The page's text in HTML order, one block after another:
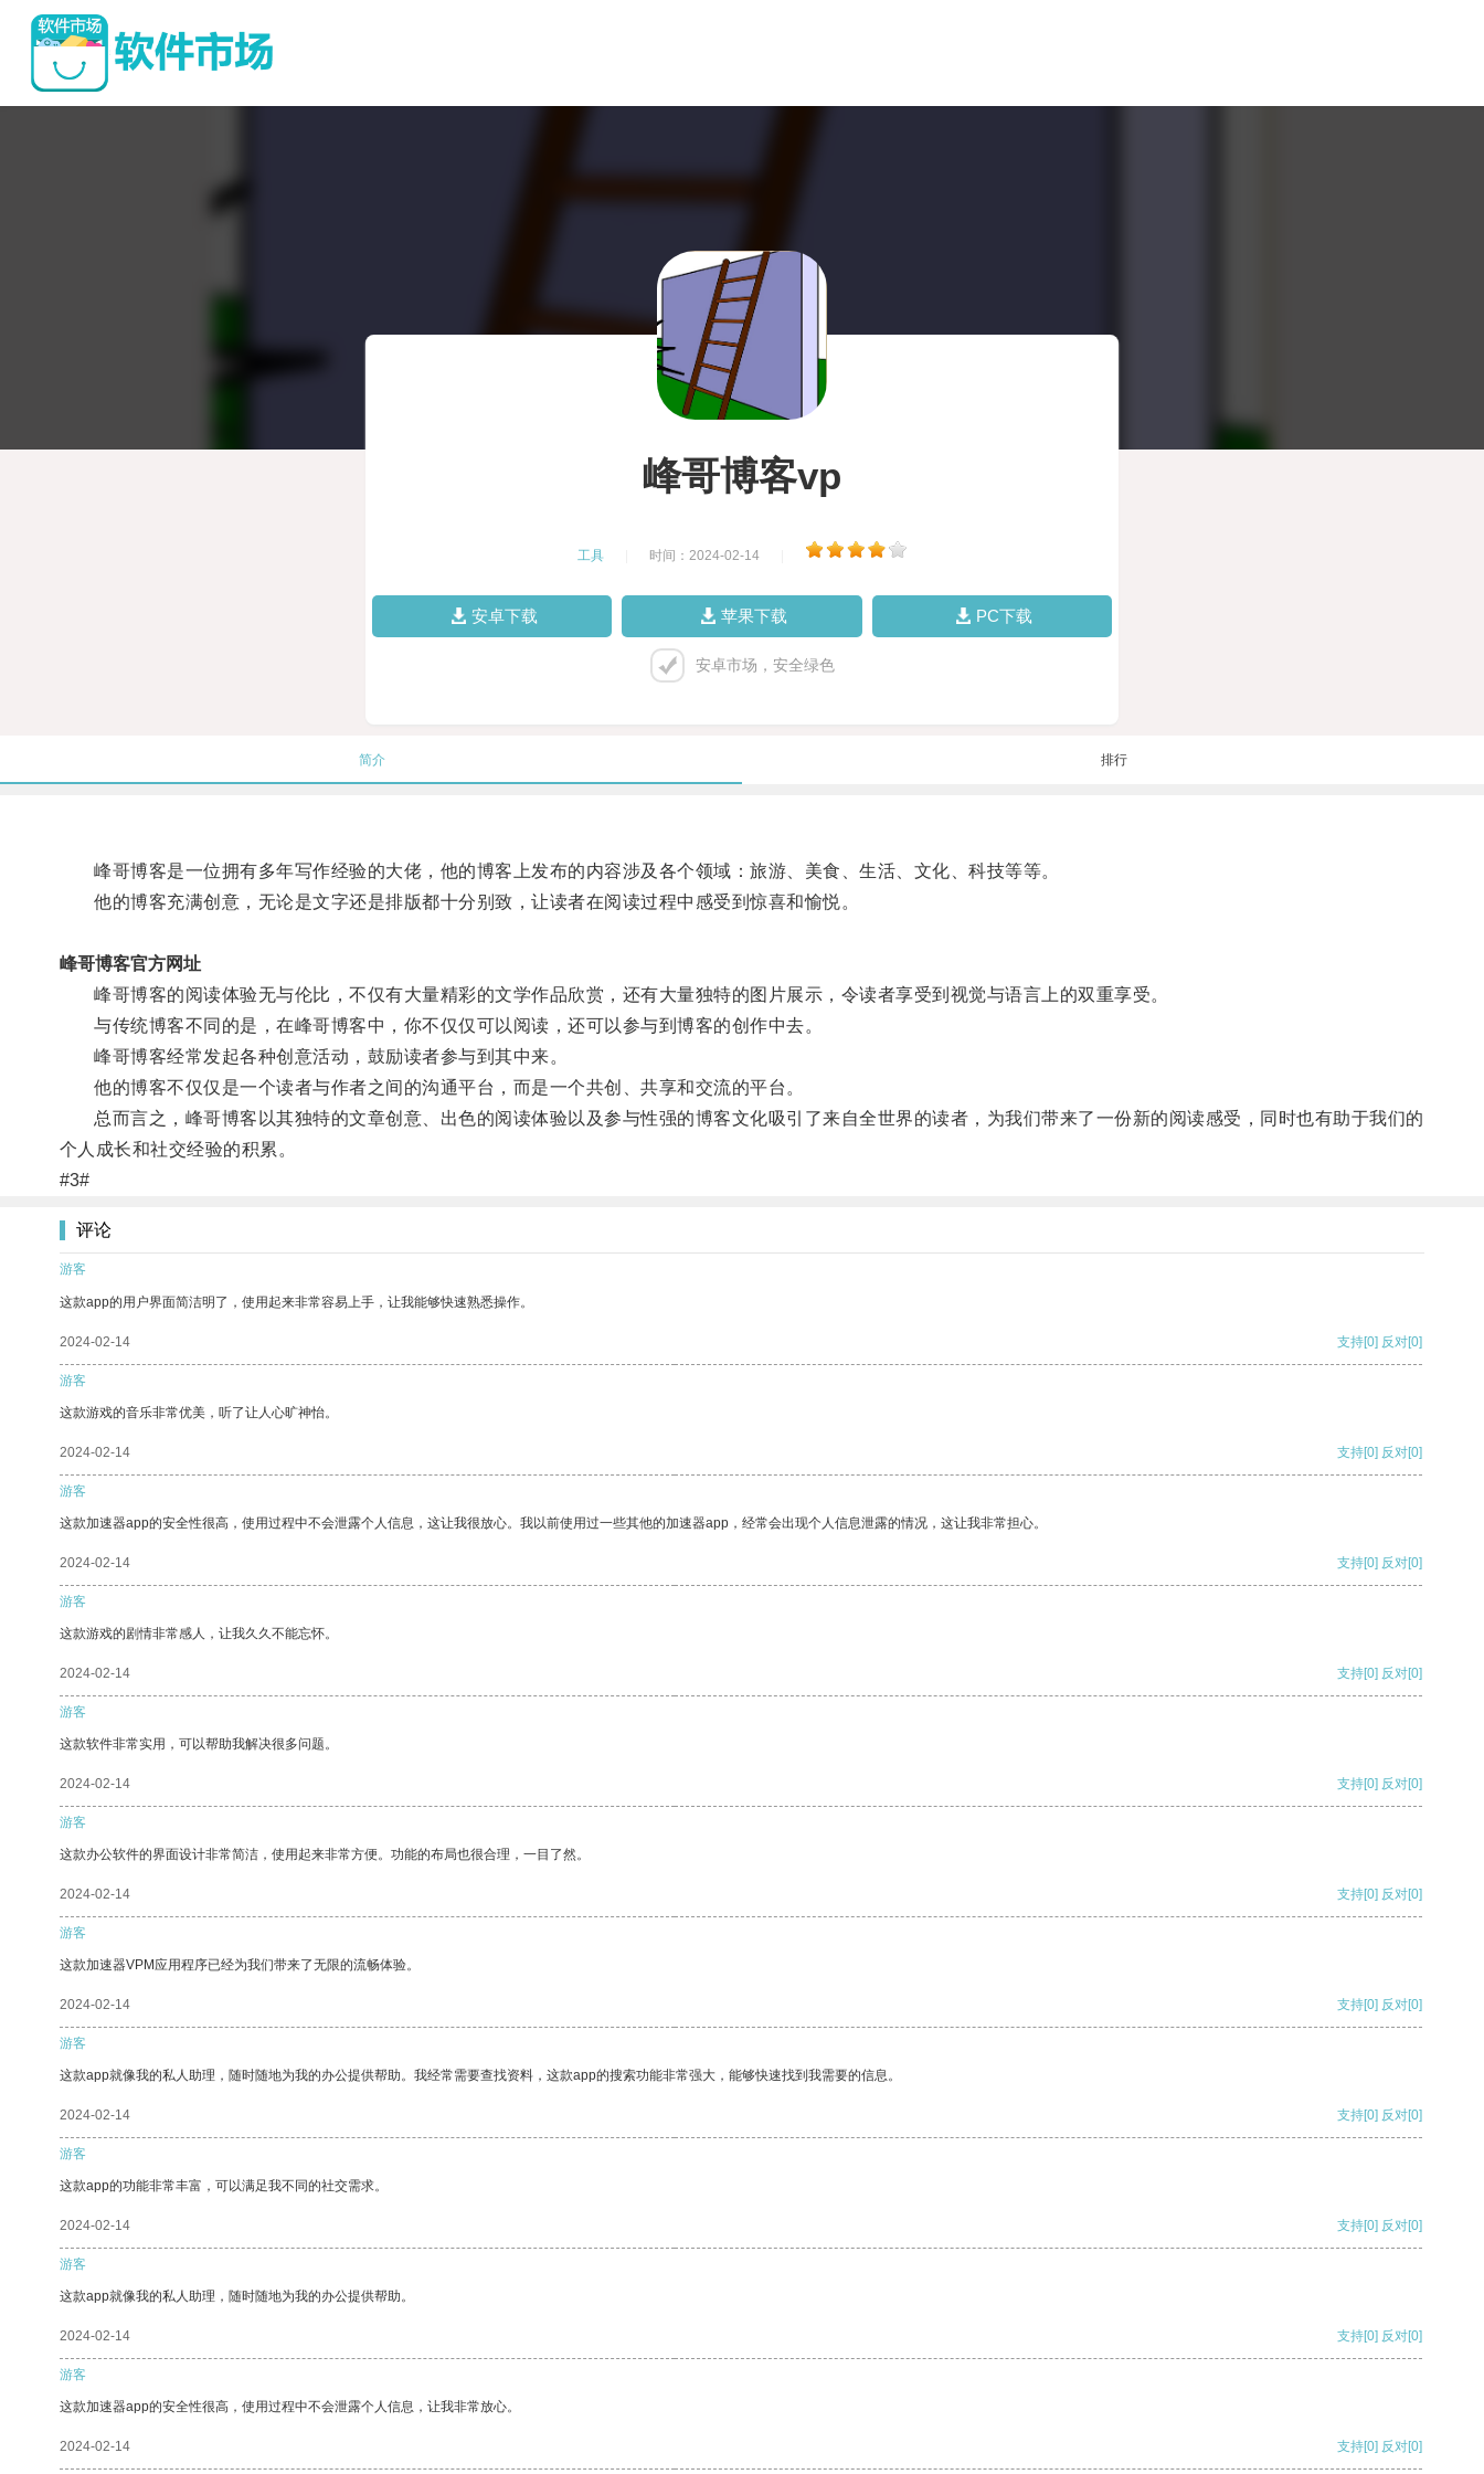
峰哥博客vp
工具 时间：2024-02-14
安卓下载 苹果下载 PC下载
安卓市场，安全绿色
简介 排行
峰哥博客是一位拥有多年写作经验的大佬，他的博客上发布的内容涉及各个领域：旅游、美食、生活、文化、科技等等。
他的博客充满创意，无论是文字还是排版都十分别致，让读者在阅读过程中感受到惊喜和愉悦。
峰哥博客官方网址
峰哥博客的阅读体验无与伦比，不仅有大量精彩的文学作品欣赏，还有大量独特的图片展示，令读者享受到视觉与语言上的双重享受。
与传统博客不同的是，在峰哥博客中，你不仅仅可以阅读，还可以参与到博客的创作中去。
峰哥博客经常发起各种创意活动，鼓励读者参与到其中来。
他的博客不仅仅是一个读者与作者之间的沟通平台，而是一个共创、共享和交流的平台。
总而言之，峰哥博客以其独特的文章创意、出色的阅读体验以及参与性强的博客文化吸引了来自全世界的读者，为我们带来了一份新的阅读感受，同时也有助于我们的
个人成长和社交经验的积累。
#3#
评论
游客
这款app的用户界面简洁明了，使用起来非常容易上手，让我能够快速熟悉操作。
2024-02-14 支持[0] 反对[0]
游客
这款游戏的音乐非常优美，听了让人心旷神怡。
2024-02-14 支持[0] 反对[0]
游客
这款加速器app的安全性很高，使用过程中不会泄露个人信息，这让我很放心。我以前使用过一些其他的加速器app，经常会出现个人信息泄露的情况，这让我非常担心。
2024-02-14 支持[0] 反对[0]
游客
这款游戏的剧情非常感人，让我久久不能忘怀。
2024-02-14 支持[0] 反对[0]
游客
这款软件非常实用，可以帮助我解决很多问题。
2024-02-14 支持[0] 反对[0]
游客
这款办公软件的界面设计非常简洁，使用起来非常方便。功能的布局也很合理，一目了然。
2024-02-14 支持[0] 反对[0]
游客
这款加速器VPM应用程序已经为我们带来了无限的流畅体验。
2024-02-14 支持[0] 反对[0]
游客
这款app就像我的私人助理，随时随地为我的办公提供帮助。我经常需要查找资料，这款app的搜索功能非常强大，能够快速找到我需要的信息。
2024-02-14 支持[0] 反对[0]
游客
这款app的功能非常丰富，可以满足我不同的社交需求。
2024-02-14 支持[0] 反对[0]
游客
这款app就像我的私人助理，随时随地为我的办公提供帮助。
2024-02-14 支持[0] 反对[0]
游客
这款加速器app的安全性很高，使用过程中不会泄露个人信息，让我非常放心。
2024-02-14 支持[0] 反对[0]